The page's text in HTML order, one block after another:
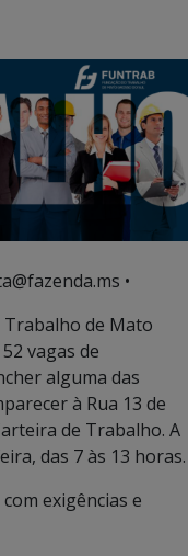
•
Trabalho de Mato
vagas de
alguma das
à Rua 13 de
de Trabalho. A
das 7 às 13 horas.
exigências e